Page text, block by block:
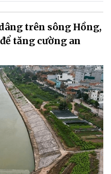
trên sông Hồng,
tăng cường an